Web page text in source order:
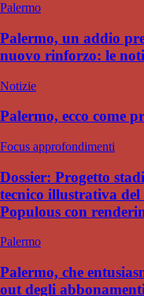
Palermo
Palermo, un addio
nuovo rinforzo: le
Notizie
Palermo, ecco come
Focus approfondimenti
Dossier: Progetto
tecnico illustrativa
Populous con
Palermo
Palermo, che
out degli abbonamenti